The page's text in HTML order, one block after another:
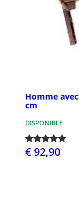
Homme
cm
DISPONIBLE
€ 92,90